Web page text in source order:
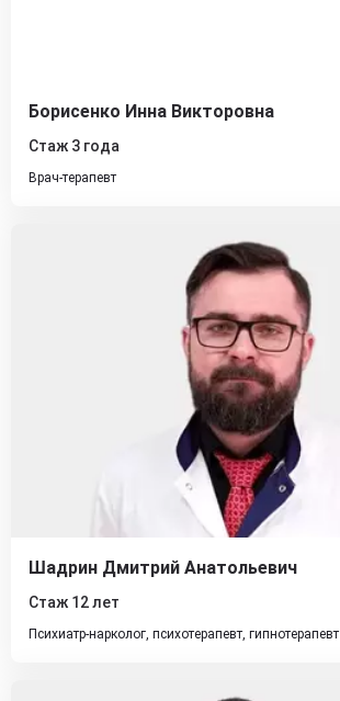
Борисенко Инна Викторовна
Стаж 3 года
Врач-терапевт
Шадрин Дмитрий Анатольевич
Стаж 12 лет
Психиатр-нарколог, психотерапевт, гипнотерапевт